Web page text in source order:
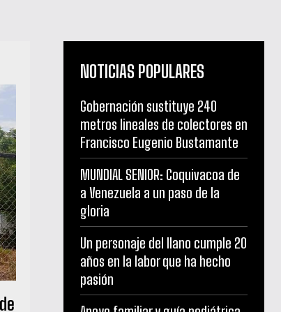
NOTICIAS POPULARES
Gobernación sustituye 240
metros lineales de colectores en
Francisco Eugenio Bustamante
MUNDIAL SENIOR: Coquivacoa de
a Venezuela a un paso de la
gloria
Un personaje del llano cumple 20
años en la labor que ha hecho
pasión